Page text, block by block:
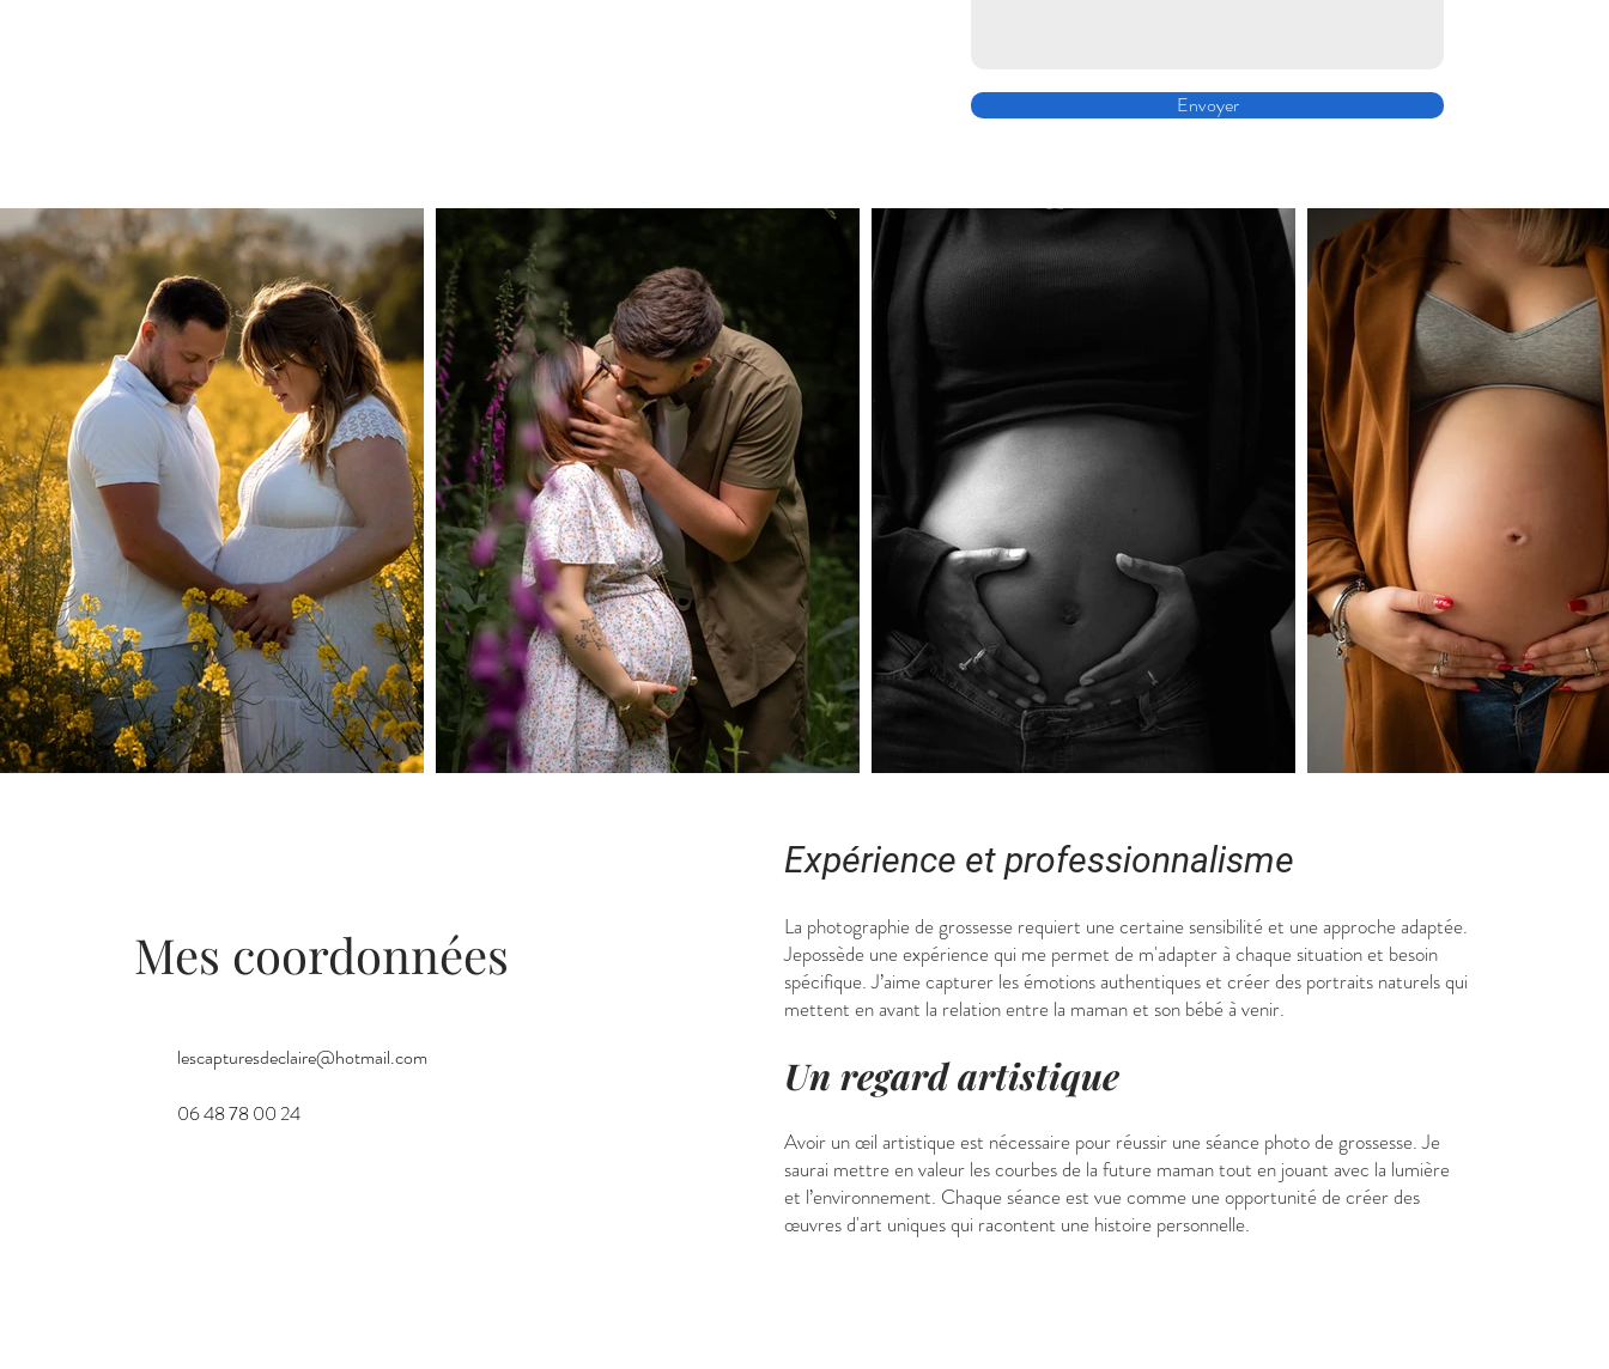
Envoyer
Mes coordonnées
lescapturesdeclaire@hotmail.com
06 48 78 00 24
Expérience et professionnalisme
La photographie de grossesse requiert une certaine sensibilité et une approche adaptée.
Jepossède une expérience qui me permet de m'adapter à chaque situation et besoin
spécifique. J’aime capturer les émotions authentiques et créer des portraits naturels qui
mettent en avant la relation entre la maman et son bébé à venir.
Un regard artistique
Avoir un œil artistique est nécessaire pour réussir une séance photo de grossesse. Je
saurai mettre en valeur les courbes de la future maman tout en jouant avec la lumière
et l’environnement. Chaque séance est vue comme une opportunité de créer des
œuvres d'art uniques qui racontent une histoire personnelle.